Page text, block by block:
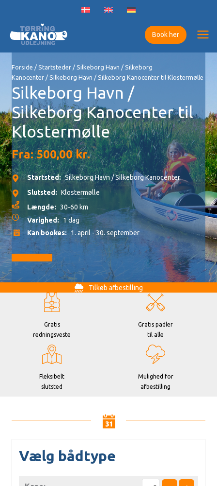
indholdet
Book her
Forside / Startsteder / Silkeborg Havn / Silkeborg
Kanocenter / Silkeborg Havn / Silkeborg Kanocenter til Klostermølle
Silkeborg Havn /
Silkeborg Kanocenter til
Klostermølle
Fra:500,00kr.
Startsted: Silkeborg Havn / Silkeborg Kanocenter
Slutsted: Klostermølle
Længde: 30-60 km
Varighed: 1 dag
Kan bookes: 1. april - 30. september
Tilkøb afbestilling
Gratis
redningsveste
Gratis padler
til alle
Fleksibelt
slutsted
Mulighed for
afbestilling
Vælg bådtype